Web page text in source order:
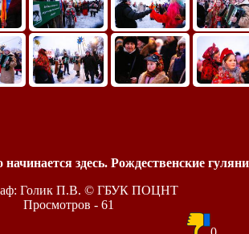
начинается здесь. Рождественские
Голик П.В. © ГБУК ПОЦНТ
Просмотров - 61